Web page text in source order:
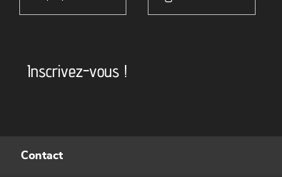
Inscrivez-vous !
Contact